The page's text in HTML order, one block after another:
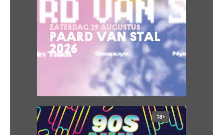
ZATERDAG 29 AUGUSTUS
PAARD VAN STAL
2026
18+